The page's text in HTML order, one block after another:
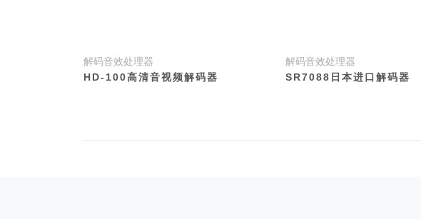
解码音效处理器
HD-100高清音视频解码器
解码音效处理器
SR7088日本进口解码器